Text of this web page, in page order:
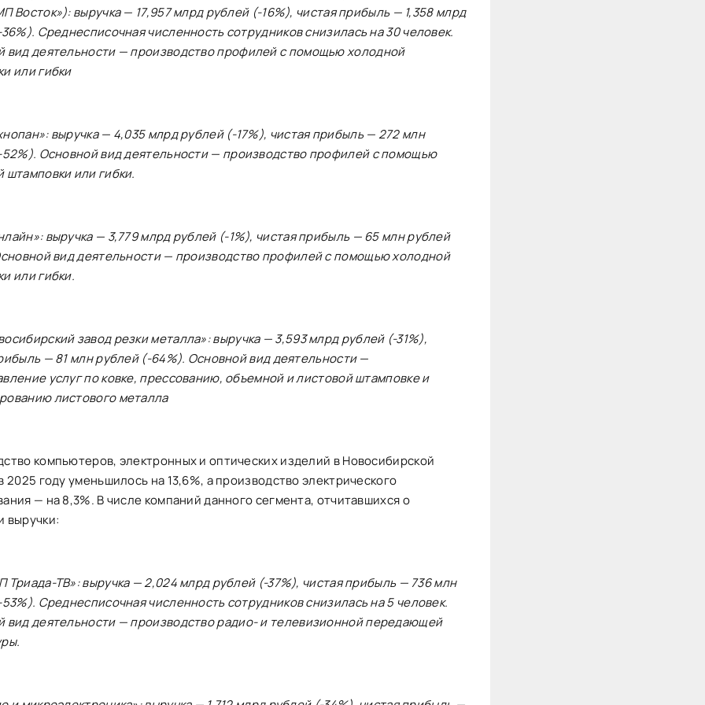
Восток»): выручка — 17,957 млрд рублей (-16%), чистая прибыль — 1,358 млрд
Среднесписочная численность сотрудников снизилась на 30 человек.
вид деятельности —производство профилей с помощью холодной
или гибки
: выручка — 4,035 млрд рублей (-17%), чистая прибыль — 272 млн
Основной вид деятельности — производство профилей с помощью
штамповки или гибки.
: выручка — 3,779 млрд рублей (-1%), чистая прибыль — 65 млн рублей
вид деятельности — производство профилей с помощью холодной
или гибки.
завод резки металла»: выручка — 3,593 млрд рублей (-31%),
— 81 млн рублей (-64%). Основной вид деятельности —
услуг по ковке, прессованию, объемной и листовой штамповке и
листового металла
компьютеров, электронных и оптических изделий в Новосибирской
2025 году уменьшилось на 13,6%, а производство электрического
— на 8,3%. В числе компаний данного сегмента, отчитавшихся о
выручки:
ТВ»: выручка — 2,024 млрд рублей (-37%), чистая прибыль — 736 млн
Среднесписочная численность сотрудников снизилась на 5 человек.
вид деятельности —производство радио- и телевизионной передающей
.